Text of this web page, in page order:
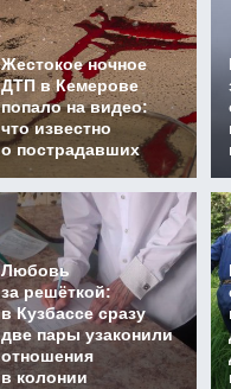
Жестокое ночное
ДТП в Кемерове
попало на видео:
что известно
о пострадавших
Любовь
за решёткой:
в Кузбассе сразу
две пары узаконили
отношения
в колонии